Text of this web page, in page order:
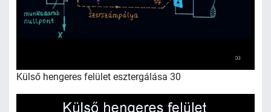
Külső hengeres felület esztergálása 30